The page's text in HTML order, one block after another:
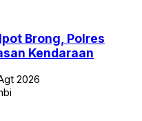
Brong, Polres
Kendaraan
2026